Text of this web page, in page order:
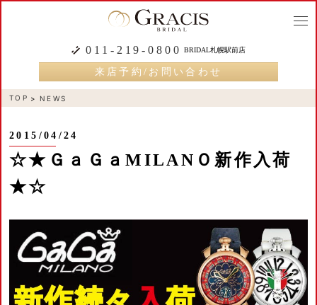
011-219-0800 BRIDAL札幌駅前店
来店予約/お問い合わせ
TOP NEWS
2015/04/24
☆★ＧａＧａMILANＯ新作入荷
★☆